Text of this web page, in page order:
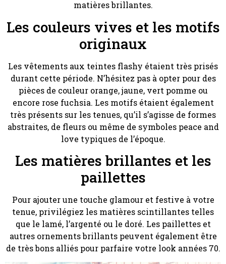
matières brillantes.
Les couleurs vives et les motifs
originaux
Les vêtements aux teintes flashy étaient très prisés
durant cette période. N’hésitez pas à opter pour des
pièces de couleur orange, jaune, vert pomme ou
encore rose fuchsia. Les motifs étaient également
très présents sur les tenues, qu’il s’agisse de formes
abstraites, de fleurs ou même de symboles peace and
love typiques de l’époque.
Les matières brillantes et les
paillettes
Pour ajouter une touche glamour et festive à votre
tenue, privilégiez les matières scintillantes telles
que le lamé, l’argenté ou le doré. Les paillettes et
autres ornements brillants peuvent également être
de très bons alliés pour parfaire votre look années 70.